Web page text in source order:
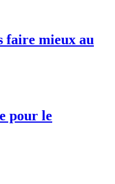
faire mieux au
pour le